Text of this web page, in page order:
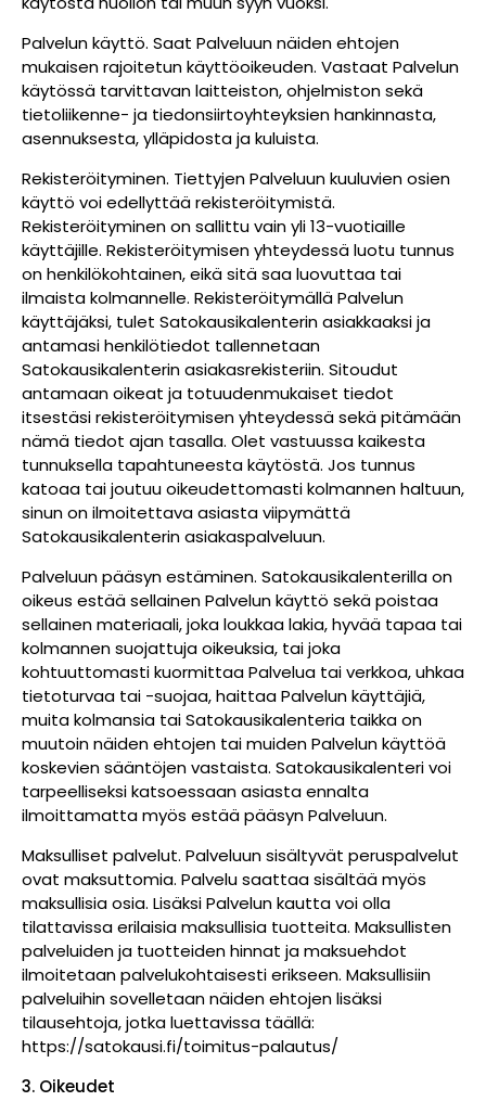
Palvelun käyttö. Saat Palveluun näiden ehtojen
mukaisen rajoitetun käyttöoikeuden. Vastaat Palvelun
käytössä tarvittavan laitteiston, ohjelmiston sekä
tietoliikenne- ja tiedonsiirtoyhteyksien hankinnasta,
asennuksesta, ylläpidosta ja kuluista.
Rekisteröityminen. Tiettyjen Palveluun kuuluvien osien
käyttö voi edellyttää rekisteröitymistä.
Rekisteröityminen on sallittu vain yli 13-vuotiaille
käyttäjille. Rekisteröitymisen yhteydessä luotu tunnus
on henkilökohtainen, eikä sitä saa luovuttaa tai
ilmaista kolmannelle. Rekisteröitymällä Palvelun
käyttäjäksi, tulet Satokausikalenterin asiakkaaksi ja
antamasi henkilötiedot tallennetaan
Satokausikalenterin asiakasrekisteriin. Sitoudut
antamaan oikeat ja totuudenmukaiset tiedot
itsestäsi rekisteröitymisen yhteydessä sekä pitämään
nämä tiedot ajan tasalla. Olet vastuussa kaikesta
tunnuksella tapahtuneesta käytöstä. Jos tunnus
katoaa tai joutuu oikeudettomasti kolmannen haltuun,
sinun on ilmoitettava asiasta viipymättä
Satokausikalenterin asiakaspalveluun.
Palveluun pääsyn estäminen. Satokausikalenterilla on
oikeus estää sellainen Palvelun käyttö sekä poistaa
sellainen materiaali, joka loukkaa lakia, hyvää tapaa tai
kolmannen suojattuja oikeuksia, tai joka
kohtuuttomasti kuormittaa Palvelua tai verkkoa, uhkaa
tietoturvaa tai -suojaa, haittaa Palvelun käyttäjiä,
muita kolmansia tai Satokausikalenteria taikka on
muutoin näiden ehtojen tai muiden Palvelun käyttöä
koskevien sääntöjen vastaista. Satokausikalenteri voi
tarpeelliseksi katsoessaan asiasta ennalta
ilmoittamatta myös estää pääsyn Palveluun.
Maksulliset palvelut. Palveluun sisältyvät peruspalvelut
ovat maksuttomia. Palvelu saattaa sisältää myös
maksullisia osia. Lisäksi Palvelun kautta voi olla
tilattavissa erilaisia maksullisia tuotteita. Maksullisten
palveluiden ja tuotteiden hinnat ja maksuehdot
ilmoitetaan palvelukohtaisesti erikseen. Maksullisiin
palveluihin sovelletaan näiden ehtojen lisäksi
tilausehtoja, jotka luettavissa täällä:
https://satokausi.fi/toimitus-palautus/
3. Oikeudet